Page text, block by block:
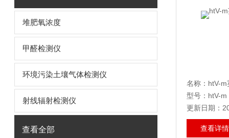
堆肥氧浓度
甲醛检测仪
环境污染土壤气体检测仪
射线辐射检测仪
查看全部
名称：htV-
型号：htV-m
更新日期：
查看详情